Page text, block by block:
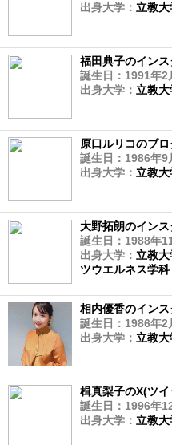
出身大学： 立教
福田典子のインス
誕生日：1991年2
出身大学： 立教
原口ルリコのブロ
誕生日：1986年9
出身大学： 立教
大野拓朗のインス
誕生日：1988年
出身大学： 立教
ツウエルネス学科
相内優香のインス
誕生日：1986年2
出身大学： 立教
楫真梨子のX(ツイ
誕生日：1996年
出身大学： 立教